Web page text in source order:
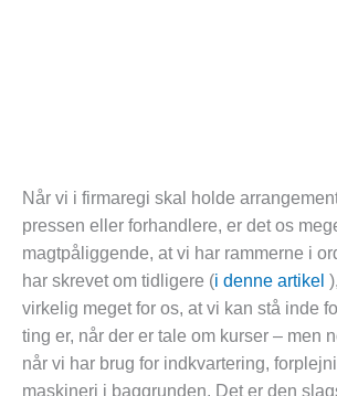
Når vi i firmaregi skal holde
pressen eller forhandlere, er det os
magtpåliggende, at vi har rammerne i
har skrevet om tidligere (i denne artikel
virkelig meget for os, at vi kan stå inde
ting er, når der er tale om kurser – men
når vi har brug for indkvartering,
maskineri i baggrunden. Det er den